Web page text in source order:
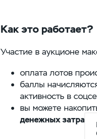
Как это работает?
Участие в аукционе
оплата лотов
баллы
активность в
вы можете
денежных затрат!